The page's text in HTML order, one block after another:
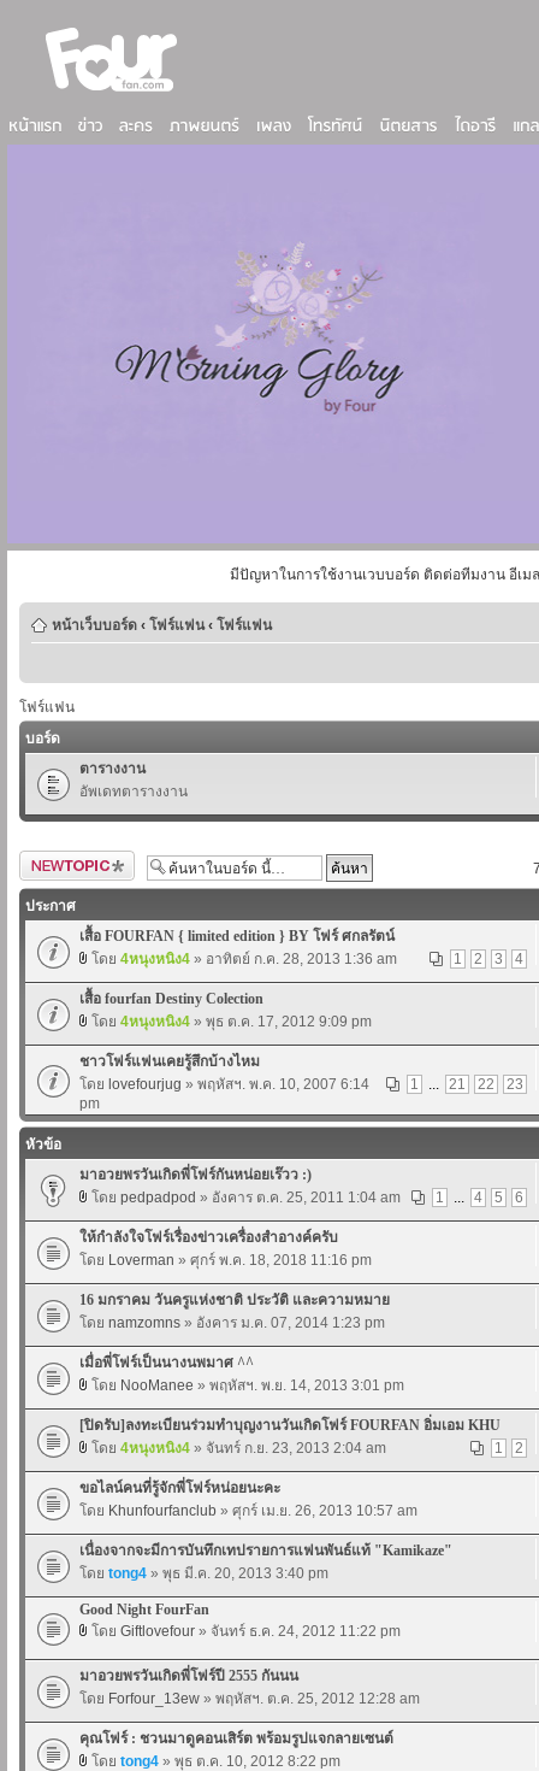
มีปัญหาในการใช้งานเวบบอร์ด ติดต่อทีมงาน อีเม
หน้าเว็บบอร์ด ‹ โฟร์แฟน ‹ โฟร์แฟน
โฟร์แฟน
บอร์ด
ตารางงาน
อัพเดทตารางงาน
ตั้งกระทู้ใหม่
ประกาศ
เสื้อ FOURFAN { limited edition } BY โฟร์ ศกลรัตน์
1
2 3 4
โดย 4หนุงหนิง4 » อาทิตย์ ก.ค. 28, 2013 1:36 am
เสื้อ fourfan Destiny Colection
โดย 4หนุงหนิง4 » พุธ ต.ค. 17, 2012 9:09 pm
ชาวโฟร์แฟนเคยรู้สึกบ้างไหม
1
... 21 22 23
โดย lovefourjug » พฤหัสฯ. พ.ค. 10, 2007 6:14
pm
หัวข้อ
มาอวยพรวันเกิดพี่โฟร์กันหน่อยเร๊วว :)
1
... 4 5 6
โดย pedpadpod » อังคาร ต.ค. 25, 2011 1:04 am
ให้กำลังใจโฟร์เรื่องข่าวเครื่องสำอางค์ครับ
โดย Loverman » ศุกร์ พ.ค. 18, 2018 11:16 pm
16 มกราคม วันครูแห่งชาติ ประวัติ และความหมาย
โดย namzomns » อังคาร ม.ค. 07, 2014 1:23 pm
เมื่อพี่โฟร์เป็นนางนพมาศ ^^
โดย NooManee » พฤหัสฯ. พ.ย. 14, 2013 3:01 pm
[ปิดรับ]ลงทะเบียนร่วมทำบุญงานวันเกิดโฟร์ FOURFAN อิ่มเอม KHU
1
2
โดย 4หนุงหนิง4 » จันทร์ ก.ย. 23, 2013 2:04 am
ขอไลน์คนที่รู้จักพี่โฟร์หน่อยนะคะ
โดย Khunfourfanclub » ศุกร์ เม.ย. 26, 2013 10:57 am
เนื่องจากจะมีการบันทึกเทปรายการแฟนพันธ์แท้ "Kamikaze"
โดย tong4 » พุธ มี.ค. 20, 2013 3:40 pm
Good Night FourFan
โดย Giftlovefour » จันทร์ ธ.ค. 24, 2012 11:22 pm
มาอวยพรวันเกิดพี่โฟร์ปี 2555 กันนน
โดย Forfour_13ew » พฤหัสฯ. ต.ค. 25, 2012 12:28 am
คุณโฟร์ : ชวนมาดูคอนเสิร์ต พร้อมรูปแจกลายเซนต์
โดย tong4 » พุธ ต.ค. 10, 2012 8:22 pm